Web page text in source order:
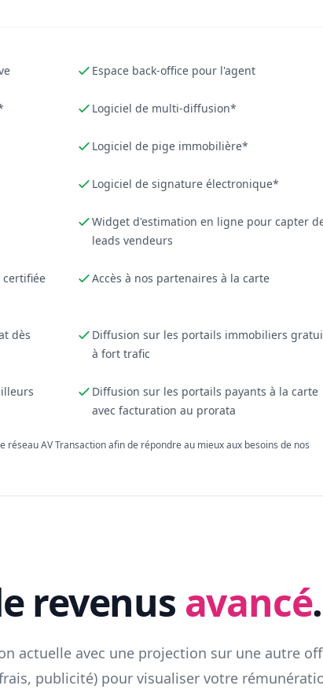
Espace back-office pour l'agent
Logiciel de multi-diffusion*
Logiciel de pige immobilière*
Logiciel de signature électronique*
Widget d'estimation en ligne pour capter
leads vendeurs
certifiée
Accès à nos partenaires à la carte
dès
Diffusion sur les portails immobiliers
à fort trafic
Diffusion sur les portails payants à la carte
avec facturation au prorata
AV Transaction afin de répondre au mieux aux besoins de nos
revenus avancé.
actuelle avec une projection sur une autre
publicité) pour visualiser votre